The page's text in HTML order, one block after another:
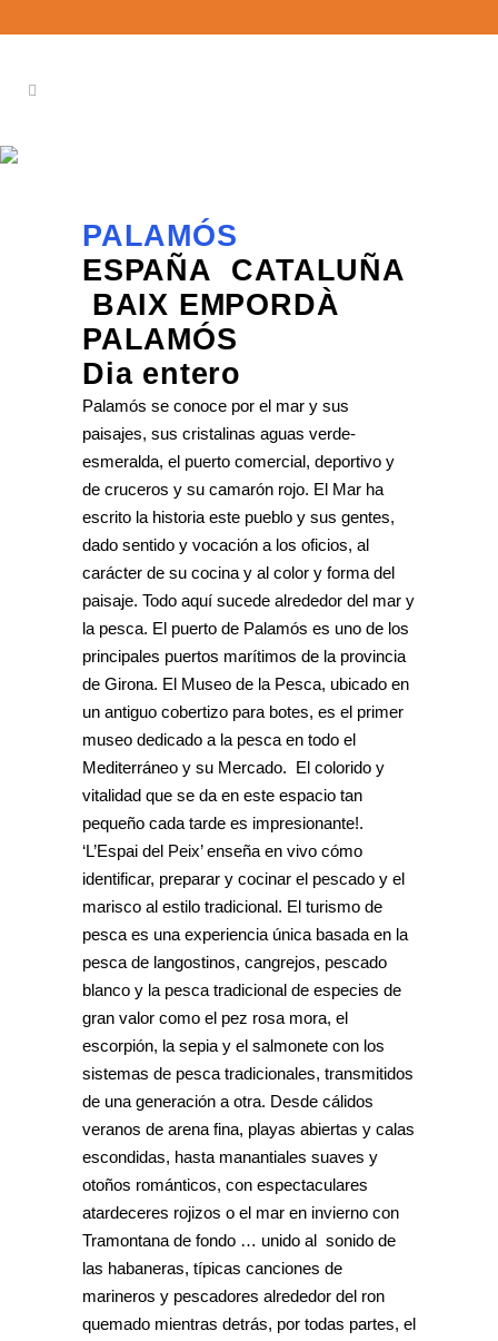
PALAMÓS
ESPAÑA CATALUÑA
BAIX EMPORDÀ
PALAMÓS
Dia entero
Palamós se conoce por el mar y sus
paisajes, sus cristalinas aguas verde-
esmeralda, el puerto comercial, deportivo y
de cruceros y su camarón rojo. El Mar ha
escrito la historia este pueblo y sus gentes,
dado sentido y vocación a los oficios, al
carácter de su cocina y al color y forma del
paisaje. Todo aquí sucede alrededor del mar y
la pesca. El puerto de Palamós es uno de los
principales puertos marítimos de la provincia
de Girona. El Museo de la Pesca, ubicado en
un antiguo cobertizo para botes, es el primer
museo dedicado a la pesca en todo el
Mediterráneo y su Mercado. El colorido y
vitalidad que se da en este espacio tan
pequeño cada tarde es impresionante!.
‘L’Espai del Peix’ enseña en vivo cómo
identificar, preparar y cocinar el pescado y el
marisco al estilo tradicional. El turismo de
pesca es una experiencia única basada en la
pesca de langostinos, cangrejos, pescado
blanco y la pesca tradicional de especies de
gran valor como el pez rosa mora, el
escorpión, la sepia y el salmonete con los
sistemas de pesca tradicionales, transmitidos
de una generación a otra. Desde cálidos
veranos de arena fina, playas abiertas y calas
escondidas, hasta manantiales suaves y
otoños románticos, con espectaculares
atardeceres rojizos o el mar en invierno con
Tramontana de fondo … unido al sonido de
las habaneras, típicas canciones de
marineros y pescadores alrededor del ron
quemado mientras detrás, por todas partes, el